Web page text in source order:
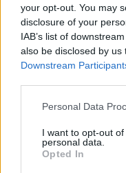
your opt-out. You may
disclosure of your
IAB’s list of
also be disclosed by
Downstream
Personal Data
I want to opt-out
personal data.
Opted In
kopā var uzklāt
latviskiem dekoriem
kas Latvijā ir labs
četri gadalaiki, ko ir
pārapdzīvotības, kā
valstīs. “Ja
tik bieži un daudz